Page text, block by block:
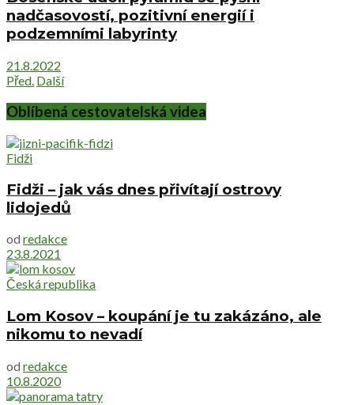
nadčasovostí, pozitivní energií i
podzemními labyrinty
21.8.2022
Před. Další
Oblíbená cestovatelská videa
Fidži
Fidži – jak vás dnes přivítají ostrovy
lidojedů
od redakce
23.8.2021
Česká republika
Lom Kosov – koupání je tu zakázáno, ale
nikomu to nevadí
od redakce
10.8.2020